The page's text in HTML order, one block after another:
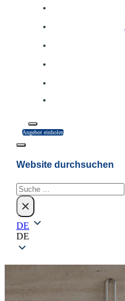
Angebot einholen
Website durchsuchen
Suchen
×
DE
DE